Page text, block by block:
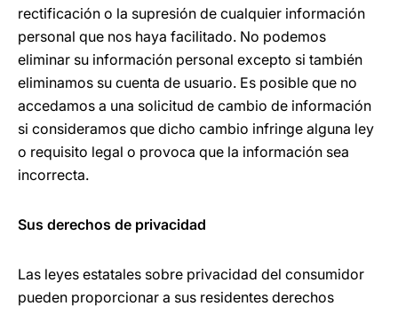
rectificación o la supresión de cualquier información
personal que nos haya facilitado. No podemos
eliminar su información personal excepto si también
eliminamos su cuenta de usuario. Es posible que no
accedamos a una solicitud de cambio de información
si consideramos que dicho cambio infringe alguna ley
o requisito legal o provoca que la información sea
incorrecta.
Sus derechos de privacidad
Las leyes estatales sobre privacidad del consumidor
pueden proporcionar a sus residentes derechos